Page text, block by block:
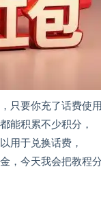
只要你充了话费使用
能积累不少积分，
用于兑换话费，
，今天我会把教程